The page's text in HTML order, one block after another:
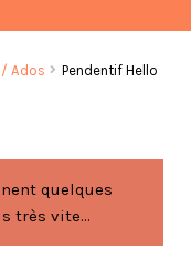
/ Ados
Pendentif Hello
quelques
très vite...